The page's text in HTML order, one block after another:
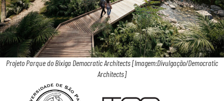
Projeto Parque do Bixiga Democratic Architects [Imagem:Divulgação/Democratic
Architects]